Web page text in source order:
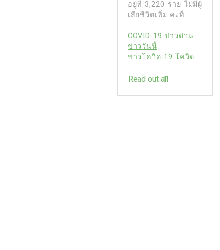
อยู่ที่ 3,220 ราย ไม่มีผู้
เสียชีวิตเพิ่ม คงที่...
COVID-19 ข่าวด่วน
ข่าววันนี้
ข่าวโควิด-19 โควิด
Read out all